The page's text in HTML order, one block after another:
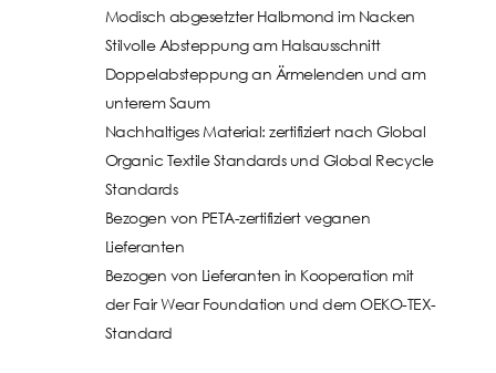
Modisch abgesetzter Halbmond im Nacken
Stilvolle Absteppung am Halsausschnitt
Doppelabsteppung an Ärmelenden und am
unterem Saum
Nachhaltiges Material: zertifiziert nach Global
Organic Textile Standards und Global Recycle
Standards
Bezogen von PETA-zertifiziert veganen
Lieferanten
Bezogen von Lieferanten in Kooperation mit
der Fair Wear Foundation und dem OEKO-TEX-
Standard